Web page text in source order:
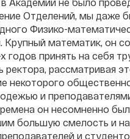
в Академии не было
Отделений, мы даже
Физико-
Крупный математик, он
годов принять на себя
ректора, рассматривая
некоторого
и
он несомненно
большую смелость и
и